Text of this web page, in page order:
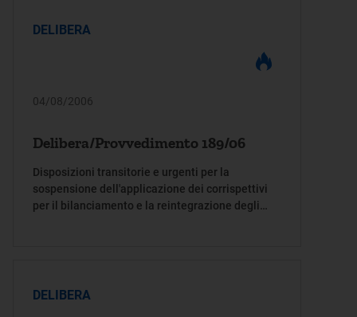
DELIBERA
04/08/2006
Delibera/Provvedimento 189/06
Disposizioni transitorie e urgenti per la
sospensione dell'applicazione dei corrispettivi
per il bilanciamento e la reintegrazione degli
DELIBERA